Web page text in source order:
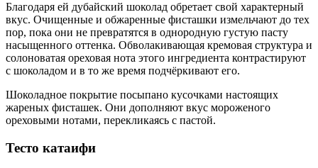
Благодаря ей дубайский шоколад обретает свой характерный
вкус. Очищенные и обжаренные фисташки измельчают до тех
пор, пока они не превратятся в однородную густую пасту
насыщенного оттенка. Обволакивающая кремовая структура и
солоноватая ореховая нота этого ингредиента контрастируют
с шоколадом и в то же время подчёркивают его.
Шоколадное покрытие посыпано кусочками настоящих
жареных фисташек. Они дополняют вкус мороженого
ореховыми нотами, перекликаясь с пастой.
Тесто катаифи